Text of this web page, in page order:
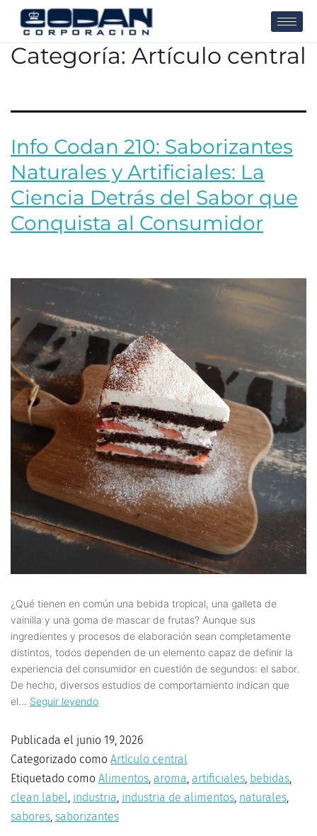
Categoría: Artículo central
Info Codan 210: Saborizantes
Naturales y Artificiales: La
Ciencia Detrás del Sabor que
Conquista al Consumidor
¿Qué tienen en común una bebida tropical, una galleta de
vainilla y una goma de mascar de frutas? Aunque sus
ingredientes y procesos de elaboración sean completamente
distintos, todos dependen de un elemento capaz de definir la
experiencia del consumidor en cuestión de segundos: el sabor.
De hecho, diversos estudios de comportamiento indican que
el… Seguir leyendo
Publicada el junio 19, 2026
Categorizado como Artículo central
Etiquetado como Alimentos, aroma, artificiales, bebidas,
clean label, industria, industria de alimentos, naturales,
sabores, saborizantes